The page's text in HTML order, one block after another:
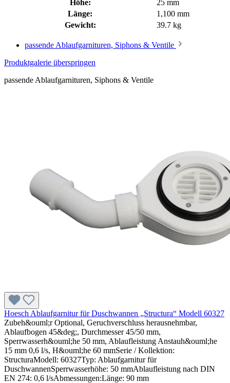
Höhe:
25 mm
Länge:
1,100 mm
Gewicht:
39.7 kg
passende Ablaufgarnituren, Siphons & Ventile
Produktgalerie überspringen
passende Ablaufgarnituren, Siphons & Ventile
Hoesch Ablaufgarnitur für Duschwannen „Structura“ Modell 60327
Zubeh&ouml;r Optional, Geruchverschluss herausnehmbar,
Ablaufbogen 45&deg;, Durchmesser 45/50 mm,
Sperrwasserh&ouml;he 50 mm, Ablaufleistung Anstauh&ouml;he
15 mm 0,6 l/s, H&ouml;he 60 mmSerie / Kollektion:
StructuraModell: 60327Typ: Ablaufgarnitur für
DuschwannenSperrwasserhöhe: 50 mmAblaufleistung nach DIN
EN 274: 0,6 l/sAbmessungen:Länge: 90 mm